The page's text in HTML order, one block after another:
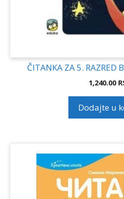
ČITANKA ZA 5.
1,240.00
Dodajte u